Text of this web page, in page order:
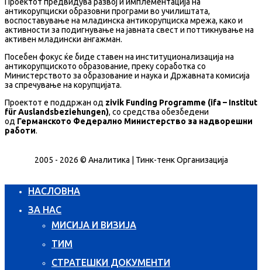
антикорупциски образовни програми во училиштата,
воспоставување на младинска антикорупциска мрежа, како и
активности за подигнување на јавната свест и поттикнување на
активен младински ангажман.
Посебен фокус ќе биде ставен на институционализација на
антикорупциското образование, преку соработка со
Министерството за образование и наука и Државната комисија
за спречување на корупцијата.
Проектот е поддржан од zivik Funding Programme (ifa – Institut
für Auslandsbeziehungen), со средства обезбедени
од Германското Федерално Министерство за надворешни
работи.
2005 - 2026 © Аналитика | Тинк-тенк Организација
НАСЛОВНА
ЗА НАС
МИСИЈА И ВИЗИЈА
ТИМ
СТРАТЕШКИ ДОКУМЕНТИ